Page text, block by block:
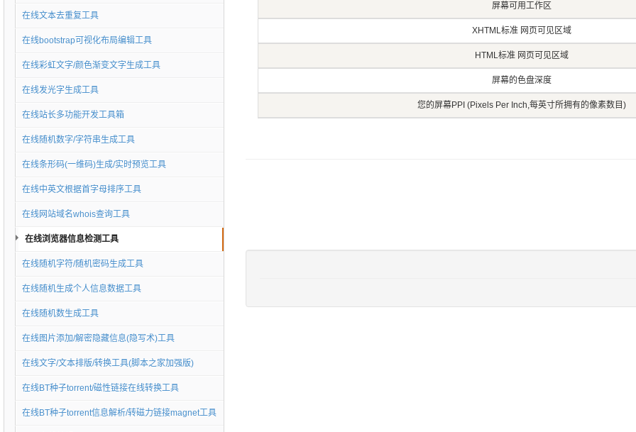
在线文本去重复工具
在线bootstrap可视化布局编辑工具
在线彩虹文字/颜色渐变文字生成工具
在线发光字生成工具
在线站长多功能开发工具箱
在线随机数字/字符串生成工具
在线条形码(一维码)生成/实时预览工具
在线中英文根据首字母排序工具
在线网站域名whois查询工具
在线浏览器信息检测工具
在线随机字符/随机密码生成工具
在线随机生成个人信息数据工具
在线随机数生成工具
在线图片添加/解密隐藏信息(隐写术)工具
在线文字/文本排版/转换工具(脚本之家加强版)
在线BT种子torrent/磁性链接在线转换工具
在线BT种子torrent信息解析/转磁力链接magnet工具
屏幕可用工作区
XHTML标准 网页可见区域
HTML标准 网页可见区域
屏幕的色盘深度
您的屏幕PPI (Pixels Per Inch,每英寸所拥有的像素数目)